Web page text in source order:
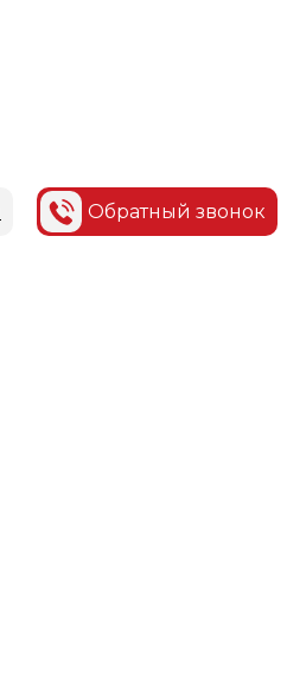
Обратный звонок